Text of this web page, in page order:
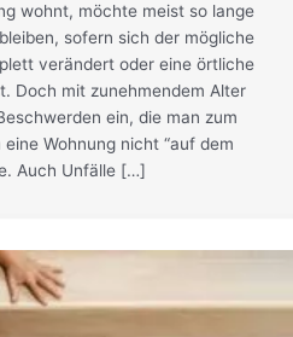
wohnt, möchte meist so lange
sofern sich der mögliche
verändert oder eine örtliche
Doch mit zunehmendem Alter
ein, die man zum
Wohnung nicht “auf dem
Auch Unfälle […]